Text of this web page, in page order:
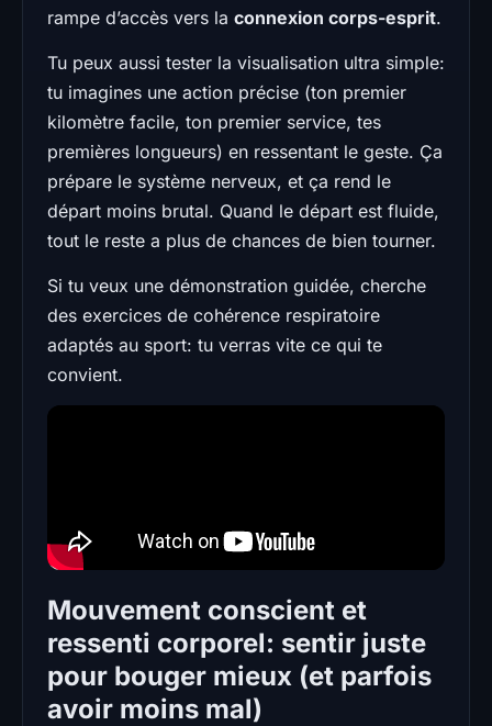
rampe d’accès vers la connexion corps-esprit.
Tu peux aussi tester la visualisation ultra simple:
tu imagines une action précise (ton premier
kilomètre facile, ton premier service, tes
premières longueurs) en ressentant le geste. Ça
prépare le système nerveux, et ça rend le
départ moins brutal. Quand le départ est fluide,
tout le reste a plus de chances de bien tourner.
Si tu veux une démonstration guidée, cherche
des exercices de cohérence respiratoire
adaptés au sport: tu verras vite ce qui te
convient.
Mouvement conscient et
ressenti corporel: sentir juste
pour bouger mieux (et parfois
avoir moins mal)